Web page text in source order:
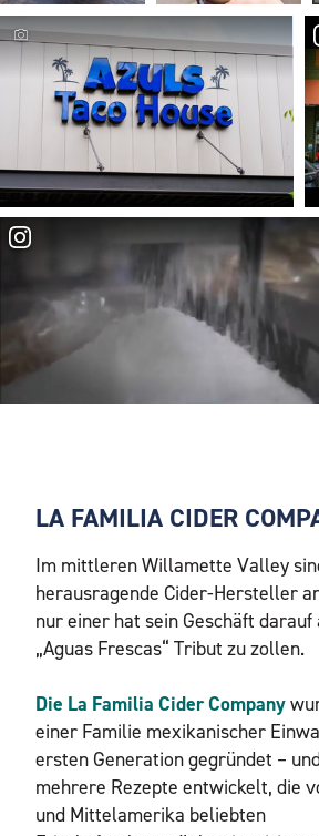
LA FAMILIA CIDER
Im mittleren Willamette Valley
herausragende Cider-Hersteller
nur einer hat sein Geschäft
„Aguas Frescas“ Tribut zu zollen.
Die La Familia Cider Company
einer Familie mexikanischer
ersten Generation gegründet –
mehrere Rezepte entwickelt, die
und Mittelamerika beliebten